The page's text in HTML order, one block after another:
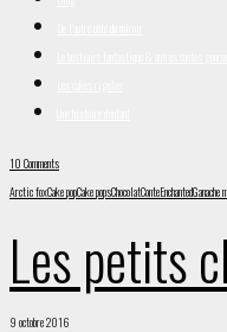
10 Comments
Arctic foxCake popCake popsChocolatConteEnchantedGanache
Les petits
9 octobre 2016